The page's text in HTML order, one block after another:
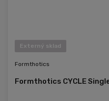
Externý sklad
Formthotics
Formthotics CYCLE